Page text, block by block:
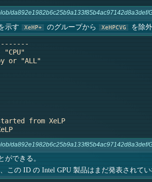
示す XeHP+ のグループから XeHPCVG を除
"CPU"
or "ALL"
from XeLP
    # ["ALL", "~XeLP"] - supported everyvere except XeLP
できる。
この ID の Intel GPU 製品はまだ発表されてい